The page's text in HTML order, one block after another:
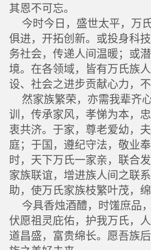
其恩不可忘。
今时今日，盛世太平，万
俱进，开拓创新。或投身科
务社会，传递人间温暖；或
境。在各领域，皆有万氏族
设、社会之进步贡献心力，不
然家族繁荣，亦需我辈齐
训，传承家风，孝悌为本，
衷共济。于家，尊老爱幼，
庭；于国，遵纪守法，敬业
时，天下万氏一家亲，联合
家族联谊，增进族人间之联
助，使万氏家族枝繁叶茂，绵
今具香烛酒醴，时馐庶品
伏愿祖灵庇佑，护我万氏，
道昌盛，富贵绵长。愿吾族